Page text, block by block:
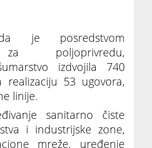
je posredstvom
poljoprivredu,
izdvojila 740
realizaciju 53 ugovora,
linije.
sanitarno čiste
i industrijske zone,
mreže, uređenje